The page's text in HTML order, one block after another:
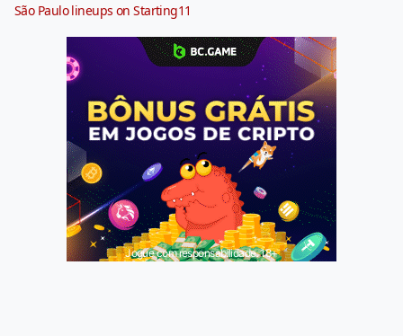
São Paulo lineups on Starting11
Jogue com responsabilidade. 18+